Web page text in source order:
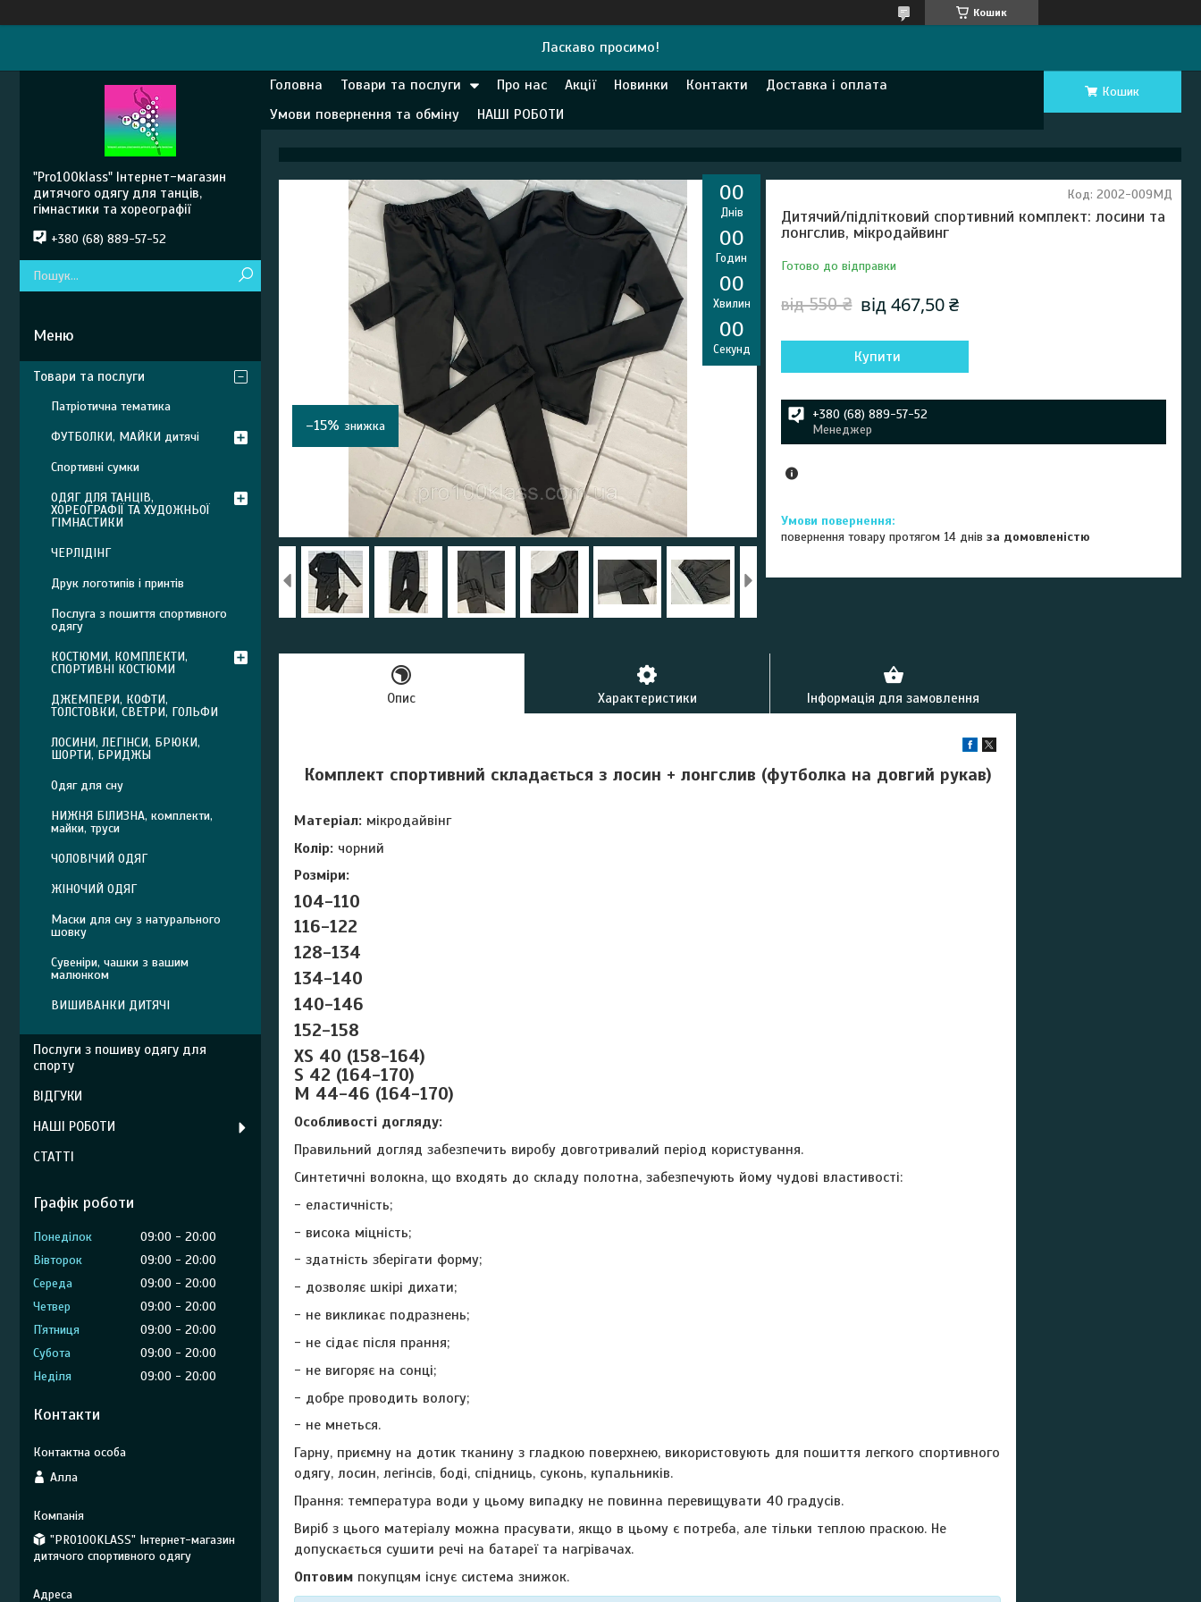
Кошик
Ласкаво просимо!
Головна Товари та послуги Про нас Акції Новинки Контакти
Доставка і оплата
Умови повернення та обміну
НАШІ РОБОТИ
Кошик
00
Днів
00
Годин
00
Хвилин
00
Секунд
–15%
Дитячий/підлітковий спортивний комплект: лосини та
лонгслив, мікродайвинг
Готово до відправки
Код: 2002-009МД
від 550 ₴ від 467,50 ₴
Купити
+380 (68) 889-57-52
Менеджер
повернення товару протягом 14 днівза домовленістю
Опис Характеристики Інформація для замовлення
Комплект спортивний складається з лосин + лонгслив (футболка на довгий рукав)
Матеріал: мікродайвінг
Колір: чорний
Розміри:
104-110
116-122
128-134
134-140
140-146
152-158
XS 40 (158-164)
S 42 (164-170)
M 44-46 (164-170)
Особливості догляду:
Правильний догляд забезпечить виробу довготривалий період користування.
Синтетичні волокна, що входять до складу полотна, забезпечують йому чудові властивості:
- еластичність;
- висока міцність;
- здатність зберігати форму;
- дозволяє шкірі дихати;
- не викликає подразнень;
- не сідає після прання;
- не вигоряє на сонці;
- добре проводить вологу;
- не мнеться.
Гарну, приємну на дотик тканину з гладкою поверхнею, використовують для пошиття легкого спортивного
одягу, лосин, легінсів, боді, спідниць, суконь, купальників.
Прання: температура води у цьому випадку не повинна перевищувати 40 градусів.
Виріб з цього матеріалу можна прасувати, якщо в цьому є потреба, але тільки теплою праскою. Не
допускається сушити речі на батареї та нагрівачах.
Оптовим покупцям існує система знижок.
"Pro100klass" Інтернет-магазин
дитячого одягу для танців,
гімнастики та хореографії
+380 (68) 889-57-52
Товари та послуги
Патріотична тематика
ФУТБОЛКИ, МАЙКИ дитячі
Спортивні сумки
ОДЯГ ДЛЯ ТАНЦІВ,
ХОРЕОГРАФІЇ ТА ХУДОЖНЬОЇ
ГІМНАСТИКИ
ЧЕРЛІДІНГ
Друк логотипів і принтів
Послуга з пошиття спортивного
одягу
КОСТЮМИ, КОМПЛЕКТИ,
СПОРТИВНІ КОСТЮМИ
ДЖЕМПЕРИ, КОФТИ,
ТОЛСТОВКИ, СВЕТРИ, ГОЛЬФИ
ЛОСИНИ, ЛЕГІНСИ, БРЮКИ,
ШОРТИ, БРИДЖЫ
Одяг для сну
НИЖНЯ БІЛИЗНА, комплекти,
майки, труси
ЧОЛОВІЧИЙ ОДЯГ
ЖІНОЧИЙ ОДЯГ
Маски для сну з натурального
шовку
Сувеніри, чашки з вашим
малюнком
ВИШИВАНКИ ДИТЯЧІ
Послуги з пошиву одягу для
спорту
ВІДГУКИ
НАШІ РОБОТИ
СТАТТІ
Графік роботи
Понеділок 09:00
20:00
Вівторок
09:00
20:00
Середа
09:00
20:00
Четвер
09:00
20:00
Пʼятниця
09:00
20:00
Субота
09:00
20:00
Неділя
09:00 20:00
Контакти
Алла
"PRO100KLASS" Інтернет-магазин
дитячого спортивного одягу